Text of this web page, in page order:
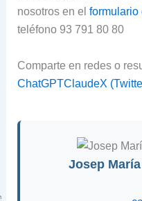
nosotros en el formulario
teléfono 93 791 80 80
Comparte en redes o
ChatGPTClaudeX
Josep María